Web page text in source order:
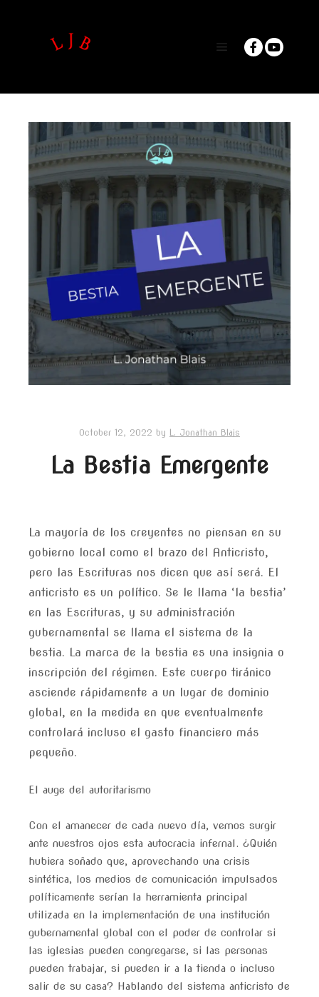
October 12, 2022 by L. Jonathan Blais
La Bestia Emergente
La mayoría de los creyentes no piensan en su
gobierno local como el brazo del Anticristo,
pero las Escrituras nos dicen que así será. El
anticristo es un político. Se le llama ‘la bestia’
en las Escrituras, y su administración
gubernamental se llama el sistema de la
bestia. La marca de la bestia es una insignia o
inscripción del régimen. Este cuerpo tiránico
asciende rápidamente a un lugar de dominio
global, en la medida en que eventualmente
controlará incluso el gasto financiero más
pequeño.
El auge del autoritarismo
Con el amanecer de cada nuevo día, vemos surgir
ante nuestros ojos esta autocracia infernal. ¿Quién
hubiera soñado que, aprovechando una crisis
sintética, los medios de comunicación impulsados ​​
políticamente serían la herramienta principal
utilizada en la implementación de una institución
gubernamental global con el poder de controlar si
las iglesias pueden congregarse, si las personas
pueden trabajar, si pueden ir a la tienda o incluso
salir de su casa? Hablando del sistema anticristo de